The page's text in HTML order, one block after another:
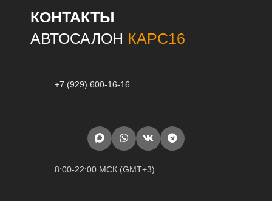
КОНТАКТЫ
АВТОСАЛОН КАРС16
+7 (929) 600-16-16
8:00-22:00 МСК (GMT+3)